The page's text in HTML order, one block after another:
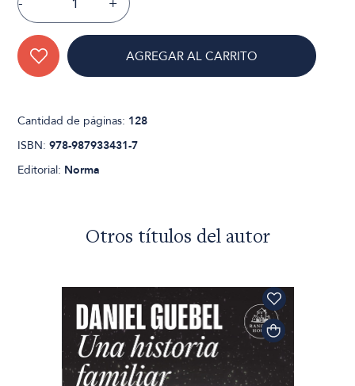
AGREGAR AL CARRITO
Cantidad de páginas: 128
ISBN:978-987933431-7
Editorial: Norma
Otros títulos del autor